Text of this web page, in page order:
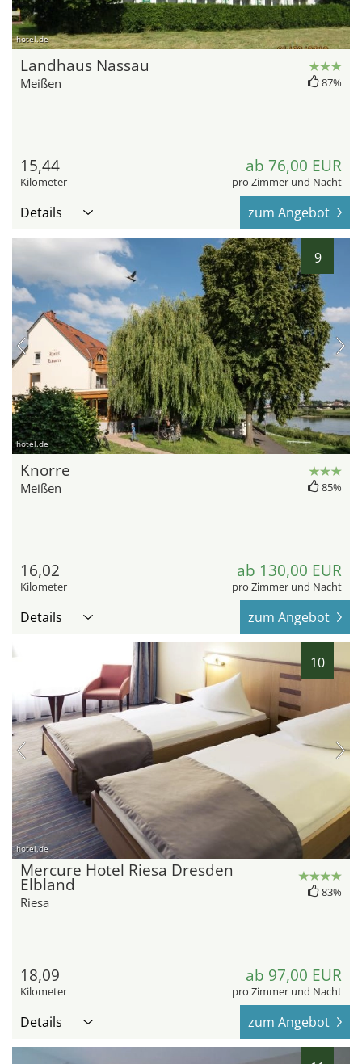
hotel.de
Landhaus Nassau
Meißen 87%
15,44
Kilometer
ab 76,00 EUR
pro Zimmer und Nacht
Details zum Angebot
9
hotel.de
Knorre
Meißen 85%
16,02
Kilometer
ab 130,00 EUR
pro Zimmer und Nacht
Details zum Angebot
10
hotel.de
Mercure Hotel Riesa Dresden
Elbland
Riesa
83%
18,09
Kilometer
ab 97,00 EUR
pro Zimmer und Nacht
Details zum Angebot